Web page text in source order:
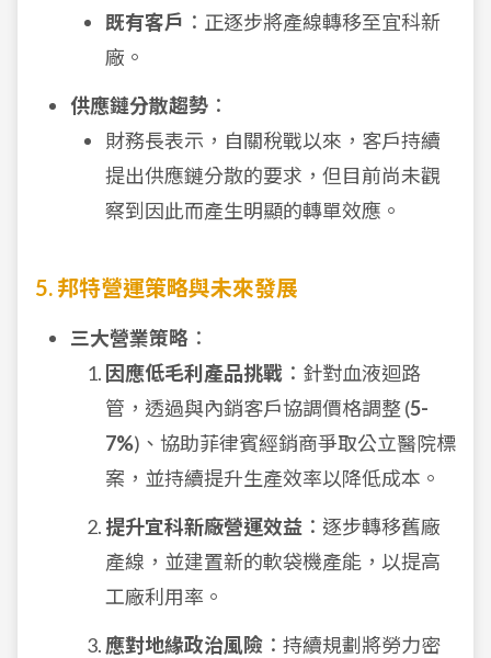
既有客戶 ：正逐步將產線轉移至宜科新
廠。
供應鏈分散趨勢 ：
財務長表示，自關稅戰以來，客戶持續
提出供應鏈分散的要求，但目前尚未觀
察到因此而產生明顯的轉單效應。
5. 邦特營運策略與未來發展
三大營業策略 ：
因應低毛利產品挑戰 ：針對血液迴路
管，透過與內銷客戶協調價格調整 (5-
7%)、協助菲律賓經銷商爭取公立醫院標
案，並持續提升生產效率以降低成本。
提升宜科新廠營運效益 ：逐步轉移舊廠
產線，並建置新的軟袋機產能，以提高
工廠利用率。
應對地緣政治風險 ：持續規劃將勞力密